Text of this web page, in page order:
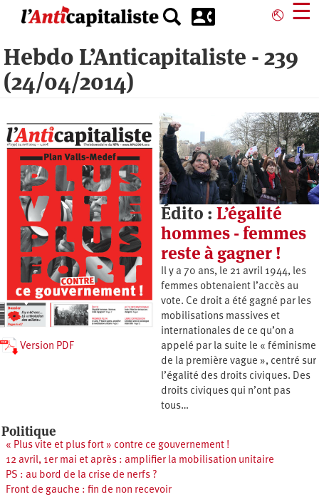
principal
⎋ ☰
Hebdo L’Anticapitaliste - 239
(24/04/2014)
Édito : L’égalité
hommes - femmes
reste à gagner !
Il y a 70 ans, le 21 avril 1944, les
femmes obtenaient l’accès au
vote. Ce droit a été gagné par les
mobilisations massives et
internationales de ce qu’on a
appelé par la suite le « féminisme
de la première vague », centré sur
l’égalité des droits civiques. Des
droits civiques qui n’ont pas
tous…
Version PDF
Politique
« Plus vite et plus fort » contre ce gouvernement !
12 avril, 1er mai et après : amplifier la mobilisation unitaire
PS : au bord de la crise de nerfs ?
Front de gauche : fin de non recevoir